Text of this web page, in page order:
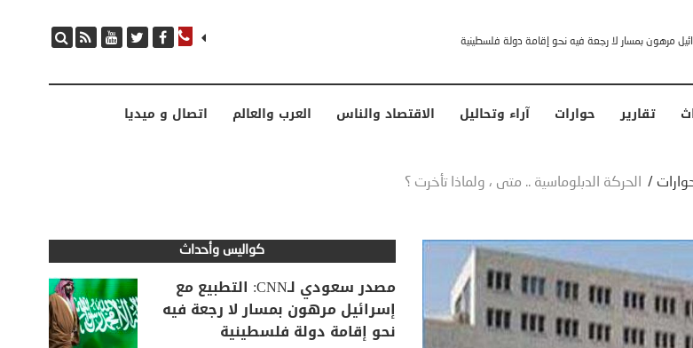
مصدر سعودي لـCNN: التطبيع مع إسرائيل مرهون بمسار لا رجعة فيه نحو إقامة دولة فلسطينية وجهها له الرئيس الأمريكي
تقارير حوارات آراء وتحاليل الاقتصاد والناس العرب والعالم اتصال و ميديا
/ الحركة الدبلوماسية .. متى ، ولماذا تأخرت ؟
كواليس وأحداث
مصدر سعودي لـCNN: التطبيع مع
إسرائيل مرهون بمسار لا رجعة فيه
نحو إقامة دولة فلسطينية